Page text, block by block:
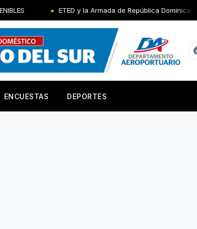
ETED y la Armada de República Dominicana articulan
ENCUESTAS DEPORTES